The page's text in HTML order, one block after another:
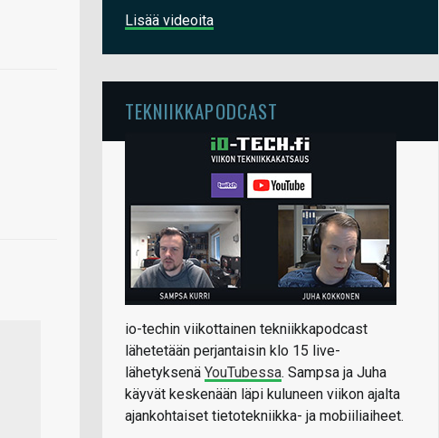
Lisää videoita
TEKNIIKKAPODCAST
io-techin viikottainen tekniikkapodcast
lähetetään perjantaisin klo 15 live-
lähetyksenä YouTubessa. Sampsa ja Juha
käyvät keskenään läpi kuluneen viikon ajalta
ajankohtaiset tietotekniikka- ja mobiiliaiheet.